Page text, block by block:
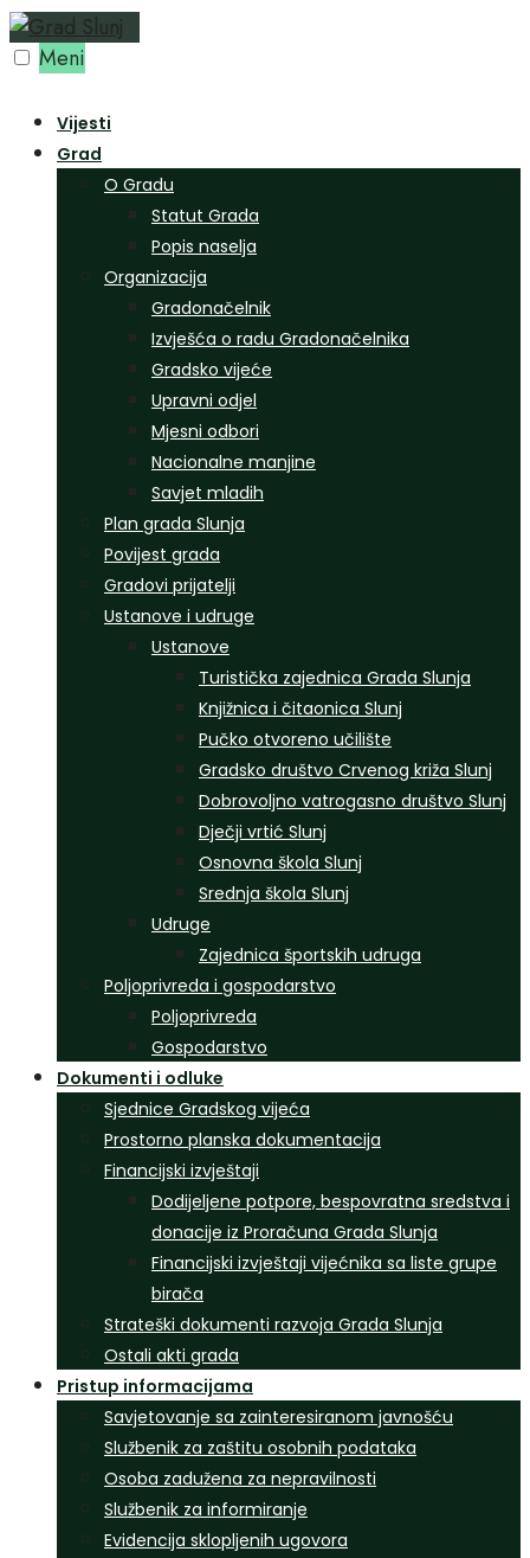
Preskoči
na Meni
Vijesti
Grad
O Gradu
Statut Grada
Popis naselja
Organizacija
Gradonačelnik
Izvješća o radu Gradonačelnika
Gradsko vijeće
Upravni odjel
Mjesni odbori
Nacionalne manjine
Savjet mladih
Plan grada Slunja
Povijest grada
Gradovi prijatelji
Ustanove i udruge
Ustanove
Turistička zajednica Grada Slunja
Knjižnica i čitaonica Slunj
Pučko otvoreno učilište
Gradsko društvo Crvenog križa Slunj
Dobrovoljno vatrogasno društvo Slunj
Dječji vrtić Slunj
Osnovna škola Slunj
Srednja škola Slunj
Udruge
Zajednica športskih udruga
Poljoprivreda i gospodarstvo
Poljoprivreda
Gospodarstvo
Dokumenti i odluke
Sjednice Gradskog vijeća
Prostorno planska dokumentacija
Financijski izvještaji
Dodijeljene potpore, bespovratna sredstva i
donacije iz Proračuna Grada Slunja
Financijski izvještaji vijećnika sa liste grupe
birača
Strateški dokumenti razvoja Grada Slunja
Ostali akti grada
Pristup informacijama
Savjetovanje sa zainteresiranom javnošću
Službenik za zaštitu osobnih podataka
Osoba zadužena za nepravilnosti
Službenik za informiranje
Evidencija sklopljenih ugovora